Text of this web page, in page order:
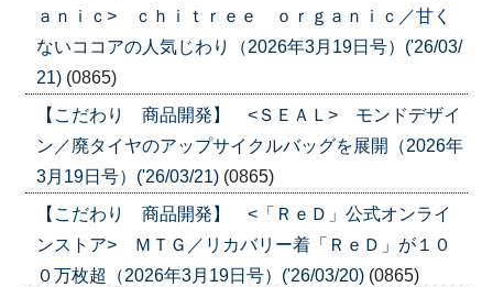
ａｎｉｃ> ｃｈｉｔｒｅｅ ｏｒｇａｎｉｃ／甘く
ないココアの人気じわり（2026年3月19日号）('26/03/
21) (0865)
【こだわり 商品開発】 <ＳＥＡＬ> モンドデザイ
ン／廃タイヤのアップサイクルバッグを展開（2026年
3月19日号）('26/03/21) (0865)
【こだわり 商品開発】 <「ＲｅＤ」公式オンライ
ンストア> ＭＴＧ／リカバリー着「ＲｅＤ」が１０
０万枚超（2026年3月19日号）('26/03/20) (0865)